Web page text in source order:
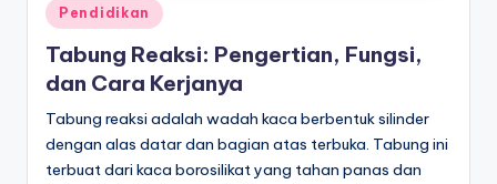
Posted
in
Pendidikan
Tabung Reaksi: Pengertian, Fungsi,
dan Cara Kerjanya
Tabung reaksi adalah wadah kaca berbentuk silinder
dengan alas datar dan bagian atas terbuka. Tabung ini
terbuat dari kaca borosilikat yang tahan panas dan